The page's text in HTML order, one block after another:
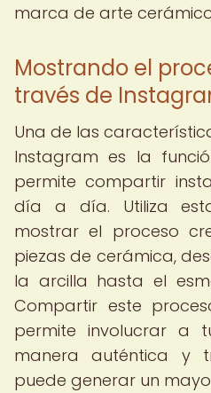
marca de arte
Mostrando el
través de
Una de las
Instagram es la
permite compartir
día a día. Utiliza
mostrar el proceso
piezas de cerámica,
la arcilla hasta el
Compartir este
permite involucrar a
manera auténtica y
puede generar un